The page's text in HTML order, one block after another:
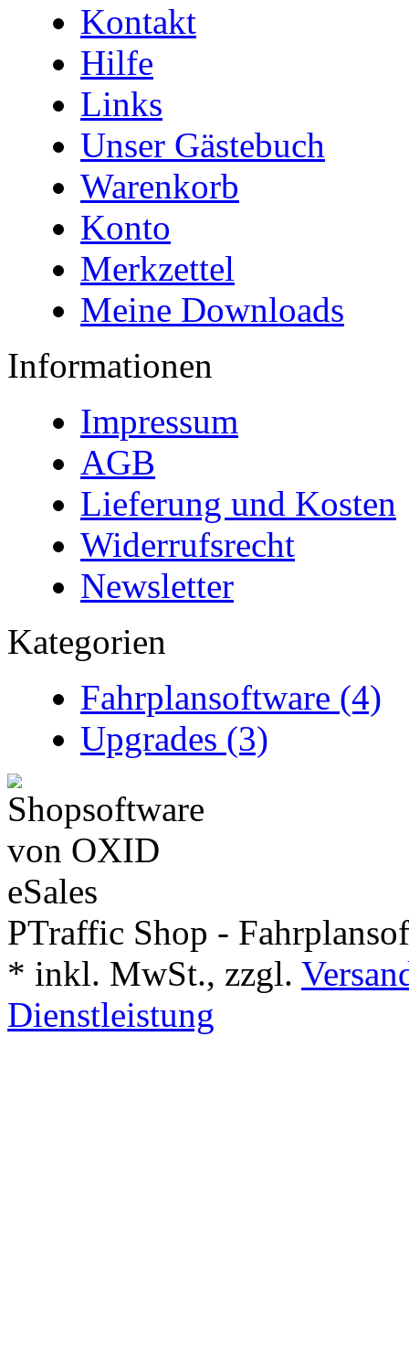
Kontakt
Hilfe
Links
Unser Gästebuch
Warenkorb
Konto
Merkzettel
Meine Downloads
Informationen
Impressum
AGB
Lieferung und Kosten
Widerrufsrecht
Newsletter
Kategorien
Fahrplansoftware (4)
Upgrades (3)
PTraffic Shop -
* inkl. MwSt., zzgl.
Dienstleistung